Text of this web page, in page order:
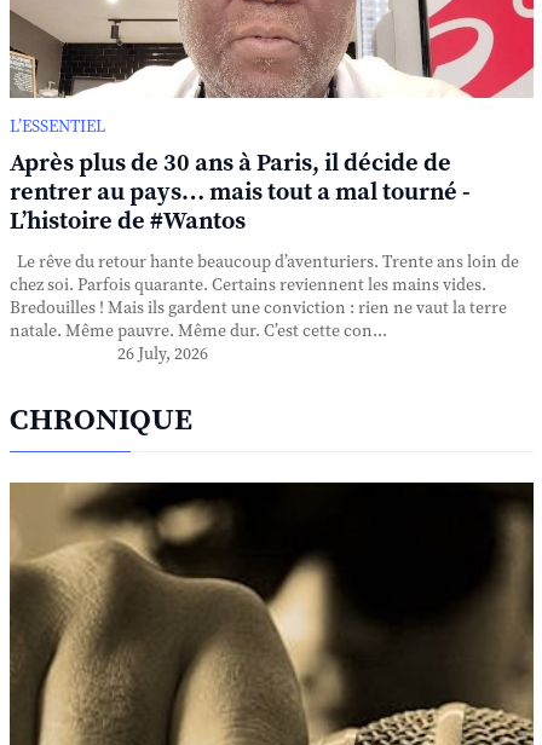
L’ESSENTIEL
Après plus de 30 ans à Paris, il décide de
rentrer au pays… mais tout a mal tourné -
L’histoire de #Wantos
Le rêve du retour hante beaucoup d’aventuriers. Trente ans loin de
chez soi. Parfois quarante. Certains reviennent les mains vides.
Bredouilles ! Mais ils gardent une conviction : rien ne vaut la terre
natale. Même pauvre. Même dur. C’est cette con...
26 July, 2026
CHRONIQUE